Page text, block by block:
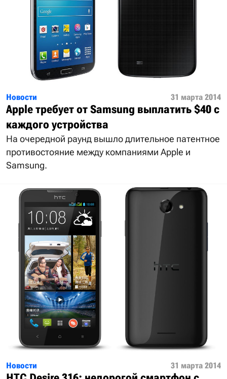
Новости 31 марта 2014
Apple требует от Samsung выплатить $40 с
каждого устройства
На очередной раунд вышло длительное патентное
противостояние между компаниями Apple и
Samsung.
Новости 31 марта 2014